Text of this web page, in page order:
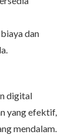
dan
digital
yang efektif,
mendalam.